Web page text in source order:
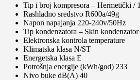
Tip i broj kompresora – Hermetički / 1
Rashladno sredstvo R600a/49g
Napon napajanja 220-240v/50Hz
Tip kondenzatora – Skin kondenzator
Elektronska kontrola temperature
Klimatska klasa N/ST
Energetska klasa E
Potrošnja energije (kWh/god) 233
Nivo buke dB(A) 40